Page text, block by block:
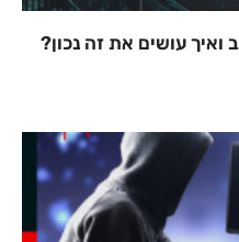
עושים את זה נכון?